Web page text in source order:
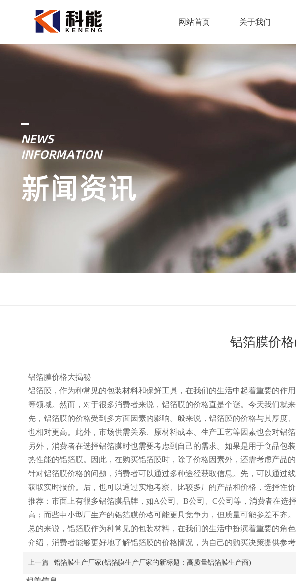
网站首页 关于我们
NEWS
INFORMATION
新闻资讯
铝箔膜价
铝箔膜价格大揭秘
铝箔膜，作为种常见的包装材料和保鲜工具，在我们的生活中起着重要的作
等领域。然而，对于很多消费者来说，铝箔膜的价格直是个谜。今天我们就
先，铝箔膜的价格受到多方面因素的影响。般来说，铝箔膜的价格与其厚度
也相对更高。此外，市场供需关系、原材料成本、生产工艺等因素也会对铝箔
另外，消费者在选择铝箔膜时也需要考虑到自己的需求。如果是用于食品包
热性能的铝箔膜。因此，在购买铝箔膜时，除了价格因素外，还需考虑产品
针对铝箔膜价格的问题，消费者可以通过多种途径获取信息。先，可以通过
获取实时报价。后，也可以通过实地考察、比较多厂的产品和价格，选择性价
推荐：市面上有很多铝箔膜品牌，如A公司、B公司、C公司等，消费者在选
高；而些中小型厂生产的铝箔膜价格可能更具竞争力，但质量可能参差不齐
总的来说，铝箔膜作为种常见的包装材料，在我们的生活中扮演着重要的角
介绍，消费者能够更好地了解铝箔膜的价格情况，为自己的购买决策提供参考
上一篇 铝箔膜生产厂家(铝箔膜生产厂家的新标题：高质量铝箔膜生产商)